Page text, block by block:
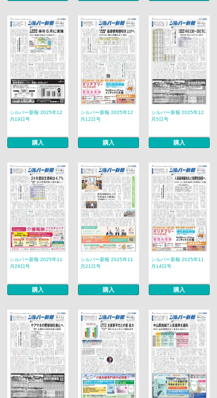
シルバー新報 2025年12
月19日号
購入
シルバー新報 2025年12
月12日号
購入
シルバー新報 2025年12
月5日号
購入
シルバー新報 2025年11
月28日号
購入
シルバー新報 2025年11
月21日号
購入
シルバー新報 2025年11
月14日号
購入